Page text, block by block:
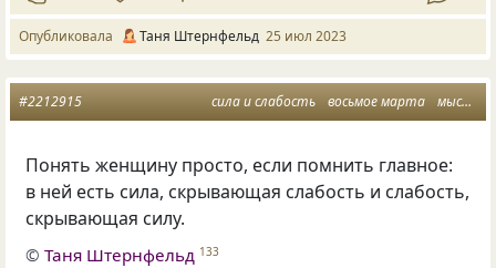
Опубликовала Таня Штернфельд 25 июл 2023
сила и слабость восьмое марта мысли
#2212915
Понять женщину просто, если помнить главное:
в ней есть сила, скрывающая слабость и слабость,
скрывающая силу.
©Таня Штернфельд 133